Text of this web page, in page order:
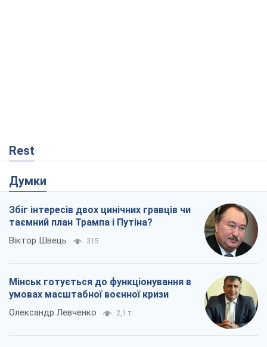
Rest
Думки
Збіг інтересів двох цинічних гравців чи
таємний план Трампа і Путіна?
Віктор Швець 315
Мінськ готується до функціонування в
умовах масштабної воєнної кризи
Олександр Левченко 2,1 т.